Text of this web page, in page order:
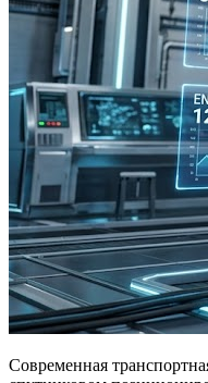
Современная